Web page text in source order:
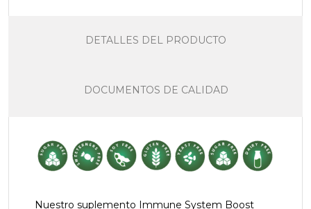
DETALLES DEL PRODUCTO
DOCUMENTOS DE CALIDAD
Nuestro suplemento Immune System Boost